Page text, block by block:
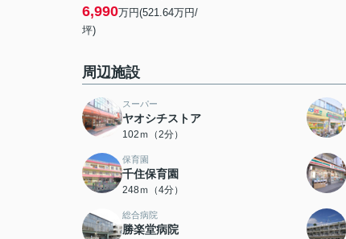
6,990万円(521.64万円/
坪)
周辺施設
スーパー
ヤオシチストア
102ｍ（2分）
保育園
千住保育園
248ｍ（4分）
総合病院
勝楽堂病院